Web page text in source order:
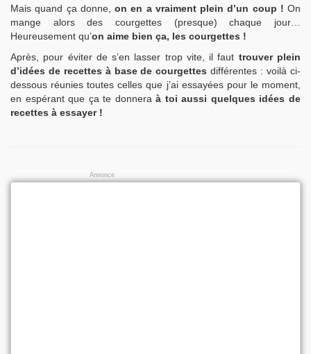
Mais quand ça donne, on en a vraiment plein d’un coup ! On
mange alors des courgettes (presque) chaque jour…
Heureusement qu’on aime bien ça, les courgettes !
Après, pour éviter de s’en lasser trop vite, il faut trouver plein
d’idées de recettes à base de courgettes différentes : voilà ci-
dessous réunies toutes celles que j’ai essayées pour le moment,
en espérant que ça te donneraà toi aussi quelques idées de
recettes à essayer !